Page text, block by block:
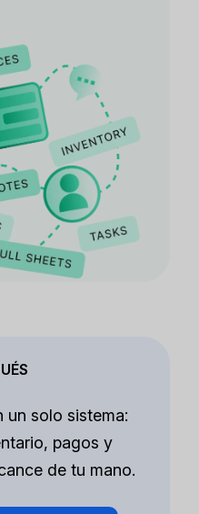
un solo sistema:
pagos y
de tu mano.